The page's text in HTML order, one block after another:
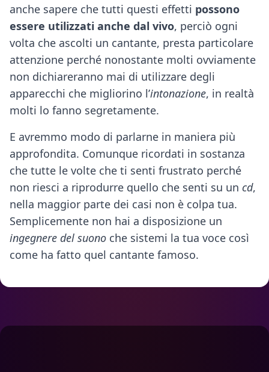
anche sapere che tutti questi effetti possono
essere utilizzati anche dal vivo, perciò ogni
volta che ascolti un cantante, presta particolare
attenzione perché nonostante molti ovviamente
non dichiareranno mai di utilizzare degli
apparecchi che migliorino l’intonazione, in realtà
molti lo fanno segretamente.
E avremmo modo di parlarne in maniera più
approfondita. Comunque ricordati in sostanza
che tutte le volte che ti senti frustrato perché
non riesci a riprodurre quello che senti su un cd,
nella maggior parte dei casi non è colpa tua.
Semplicemente non hai a disposizione un
ingegnere del suono che sistemi la tua voce così
come ha fatto quel cantante famoso.